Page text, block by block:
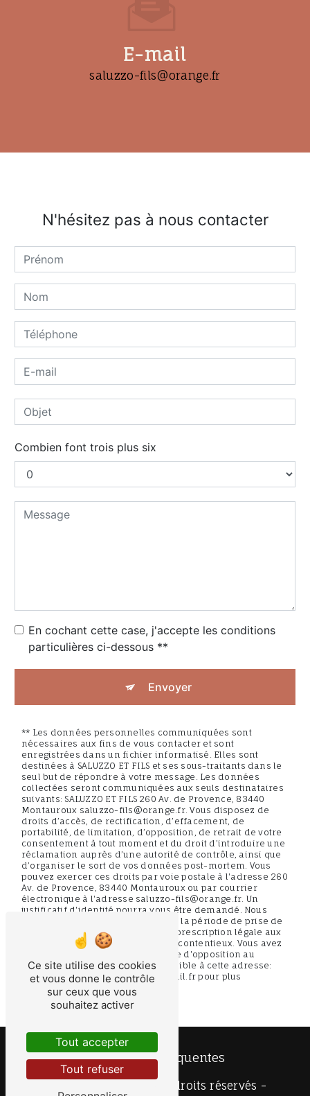
E-mail
saluzzo-fils@orange.fr
N'hésitez pas à nous contacter
Combien font trois plus six
En cochant cette case, j'accepte les conditions
particulières ci-dessous **
Envoyer
** Les données personnelles communiquées sont
nécessaires aux fins de vous contacter et sont
enregistrées dans un fichier informatisé. Elles sont
destinées à SALUZZO ET FILS et ses sous-traitants dans le
seul but de répondre à votre message. Les données
collectées seront communiquées aux seuls destinataires
suivants: SALUZZO ET FILS 260 Av. de Provence, 83440
Montauroux saluzzo-fils@orange.fr. Vous disposez de
droits d’accès, de rectification, d’effacement, de
portabilité, de limitation, d’opposition, de retrait de votre
consentement à tout moment et du droit d’introduire une
réclamation auprès d’une autorité de contrôle, ainsi que
d’organiser le sort de vos données post-mortem. Vous
pouvez exercer ces droits par voie postale à l'adresse 260
Av. de Provence, 83440 Montauroux ou par courrier
électronique à l'adresse saluzzo-fils@orange.fr. Un
justificatif d'identité pourra vous être demandé. Nous
conservons vos données pendant la période de prise de
contact puis pendant la durée de prescription légale aux
fins probatoires et de gestion des contentieux. Vous avez
le droit de vous inscrire sur la liste d'opposition au
démarchage téléphonique, disponible à cette adresse:
Bloctel.gouv.fr. Consultez le site cnil.fr pour plus
d’informations sur vos droits.
Recherches fréquentes
- 2026 - Tous droits réservés -
Ce site utilise des cookies
et vous donne le contrôle
sur ceux que vous
souhaitez activer
Tout accepter
Tout refuser